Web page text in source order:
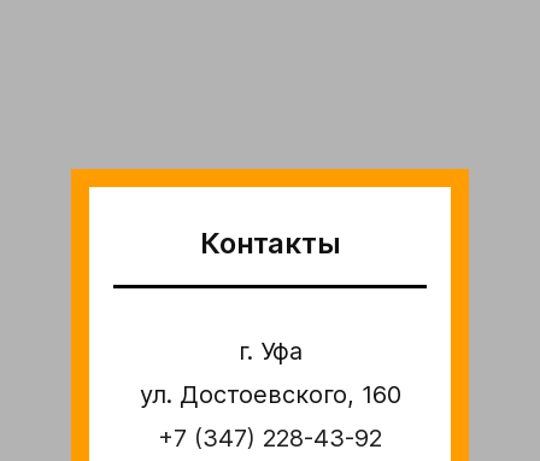
Контакты
г. Уфа
ул. Достоевского, 160
+7 (347) 228-43-92